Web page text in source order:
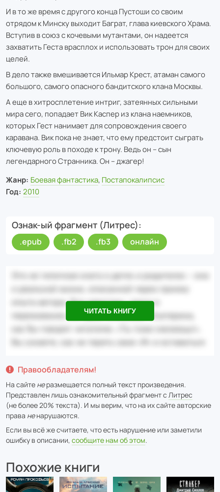
И в то же время с другого конца Пустоши со своим
отрядом к Минску выходит Баграт, глава киевского Храма.
Вступив в союз с кочевыми мутантами, он надеется
захватить Геста врасплох и использовать трон для своих
целей.
В дело также вмешивается Ильмар Крест, атаман самого
большого, самого опасного бандитского клана Москвы.
А еще в хитросплетение интриг, затеянных сильными
мира сего, попадает Вик Каспер из клана наемников,
которых Гест нанимает для сопровождения своего
каравана. Вик пока не знает, что ему предстоит сыграть
ключевую роль в походе к трону. Ведь он – сын
легендарного Странника. Он – джагер!
Жанр: Боевая фантастика, Постапокалипсис
Год: 2010
Ознак-ый фрагмент (Литрес)
.epub .fb2 .fb3 онлайн
ЧИТАТЬ КНИГУ
Правообладателям!
На сайте неразмещается полный текст произведения.
Представлен лишь ознакомительный фрагмент с Литрес
(не более 20% текста). И мы верим, что на их сайте авторские
права ненарушаются.
Если вы всё же считаете, что есть нарушение или заметили
ошибку в описании, сообщите нам об этом.
Похожие книги